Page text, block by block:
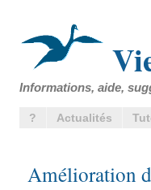
Informations, aide,
? Actualités
Amélioration